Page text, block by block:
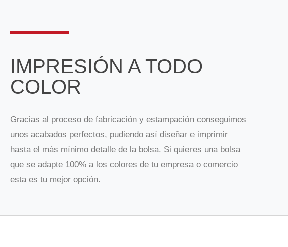
IMPRESIÓN A TODO
COLOR
Gracias al proceso de fabricación y estampación conseguimos
unos acabados perfectos, pudiendo así diseñar e imprimir
hasta el más mínimo detalle de la bolsa. Si quieres una bolsa
que se adapte 100% a los colores de tu empresa o comercio
esta es tu mejor opción.